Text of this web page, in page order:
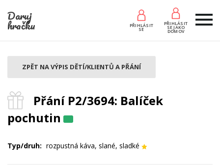
Daruj
hračku PŘIHLÁSIT
SE
PŘIHLÁSIT
SE JAKO
DOMOV
Přání P2/3694: Balíček
pochutin
ZPĚT NA VÝPIS DĚTÍ/KLIENTŮ A PŘÁNÍ
Typ/druh: rozpustná káva, slané, sladké